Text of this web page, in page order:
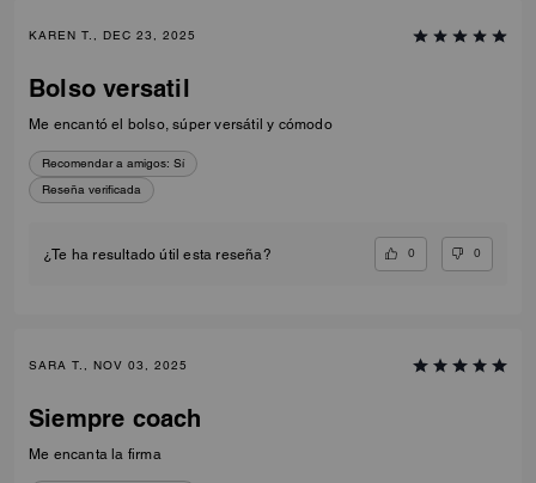
KAREN T., DEC 23, 2025
Bolso versatil
Me encantó el bolso, súper versátil y cómodo
Recomendar a amigos: Sí
Reseña verificada
¿Te ha resultado útil esta reseña? 0 0
SARA T., NOV 03, 2025
Siempre coach
Me encanta la firma